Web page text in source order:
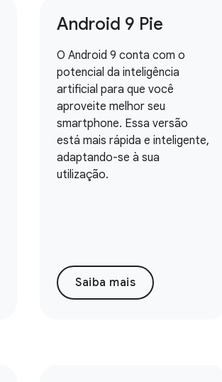
Android 9 Pie
O Android 9 conta com o
potencial da inteligência
artificial para que você
aproveite melhor seu
smartphone. Essa versão
está mais rápida e inteligente,
adaptando-se à sua
utilização.
Saiba mais